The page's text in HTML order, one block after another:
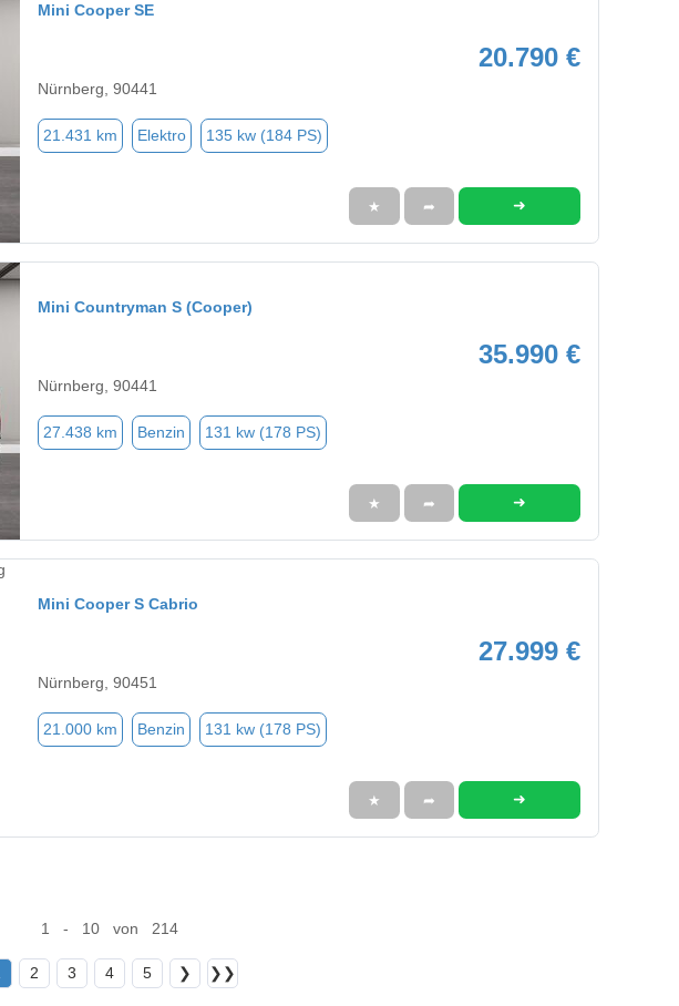
Mini Cooper SE
20.790 €
Nürnberg, 90441
21.431 km Elektro 135 kw (184 PS)
★ ➦ ➜
Mini Countryman S (Cooper)
35.990 €
Nürnberg, 90441
27.438 km Benzin 131 kw (178 PS)
★ ➦ ➜
Mini Cooper S Cabrio
27.999 €
Nürnberg, 90451
21.000 km Benzin 131 kw (178 PS)
★ ➦ ➜
1 - 10 von 214
2 3 4 5 ❯ ❯❯